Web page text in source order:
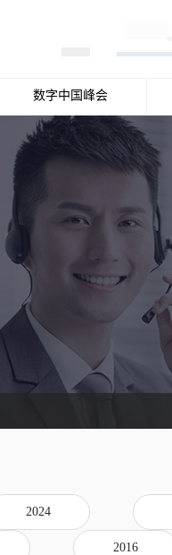
数字中国峰会
2024
2016